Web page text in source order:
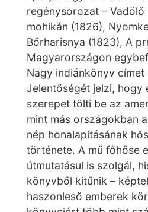
regénysorozat – Vadölő
mohikán (1826),
Bőrharisnya (1823), A
Magyarországon
Nagy indiánkönyv címet
Jelentőségét jelzi, hogy
szerepet tölti be az
mint más országokban
nép honalapításának
története. A mű főhőse
útmutatásul is szolgál,
könyvből kitűnik –
haszonleső emberek